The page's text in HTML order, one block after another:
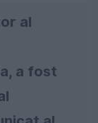
al
a fost